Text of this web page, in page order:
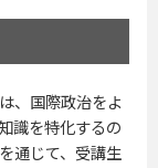
、国際政治をよ
識を特化するの
通じて、受講生